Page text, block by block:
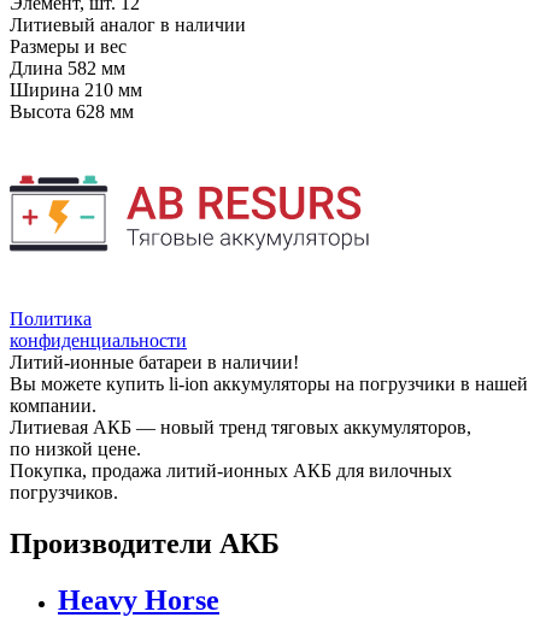
Литиевый аналог в наличии
Размеры и вес
Длина 582 мм
Ширина 210 мм
Высота 628 мм
Политика
конфиденциальности
Литий-ионные батареи в наличии!
Вы можете купить li-ion аккумуляторы на погрузчики в нашей
компании.
Литиевая АКБ — новый тренд тяговых аккумуляторов,
по низкой цене.
Покупка, продажа литий-ионных АКБ для вилочных
погрузчиков.
Производители АКБ
Heavy Horse